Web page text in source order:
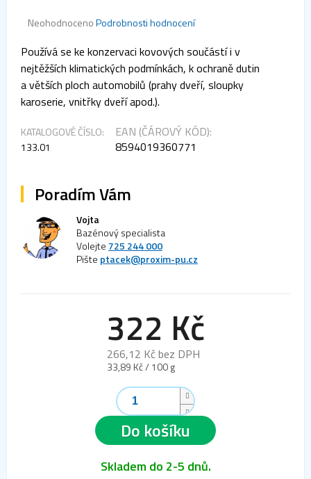
Průměrné
produktu
je
0,0
z 5
hvězdiček.
NeohodnocenoPodrobnosti hodnocení
Používá se ke konzervaci kovových součástí i v
nejtěžších klimatických podmínkách, k ochraně dutin
a větších ploch automobilů (prahy dveří, sloupky
karoserie, vnitřky dveří apod.).
KATALOGOVÉ ČÍSLO:
133.01
EAN (ČÁROVÝ KÓD):
8594019360771
Poradím Vám
Vojta
Bazénový specialista
Volejte725 244 000
Pište ptacek@proxim-pu.cz
322 Kč
266,12 Kč bez DPH
Měrná
33,89 Kč / 100 g
Do košíku
Skladem do 2-5 dnů.